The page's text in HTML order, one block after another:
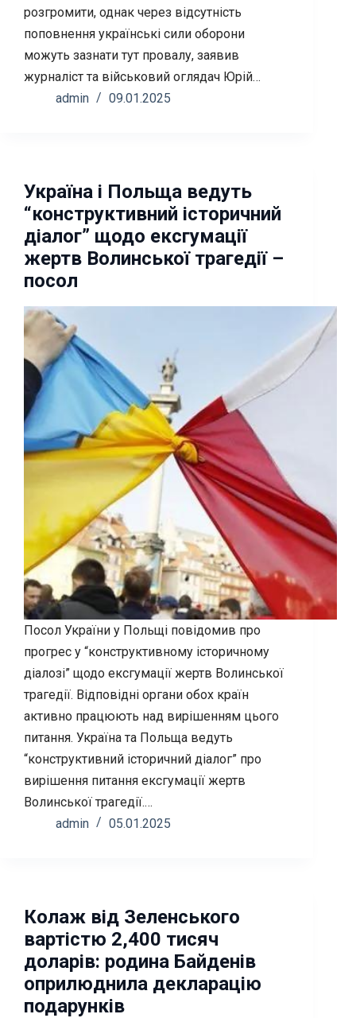
розгромити, однак через відсутність
поповнення українські сили оборони
можуть зазнати тут провалу, заявив
журналіст та військовий оглядач Юрій…
admin
09.01.2025
Україна і Польща ведуть
“конструктивний історичний
діалог” щодо ексгумації
жертв Волинської трагедії –
посол
Посол України у Польщі повідомив про
прогрес у “конструктивному історичному
діалозі” щодо ексгумації жертв Волинської
трагедії. Відповідні органи обох країн
активно працюють над вирішенням цього
питання. Україна та Польща ведуть
“конструктивний історичний діалог” про
вирішення питання ексгумації жертв
Волинської трагедії.…
admin
05.01.2025
Колаж від Зеленського
вартістю 2,400 тисяч
доларів: родина Байденів
оприлюднила декларацію
подарунків